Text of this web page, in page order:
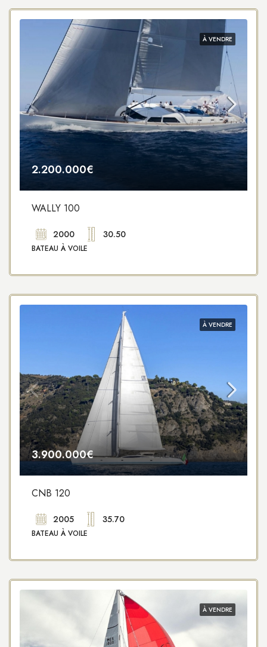
À VENDRE
2.200.000€
WALLY 100
2000 30.50
BATEAU À VOILE
À VENDRE
3.900.000€
CNB 120
2005 35.70
BATEAU À VOILE
À VENDRE